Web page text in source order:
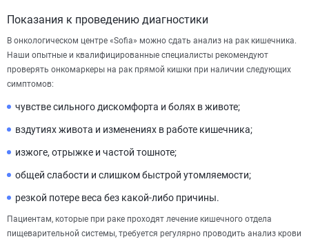
Показания к проведению диагностики
В онкологическом центре «Sofia» можно сдать анализ на рак кишечника.
Наши опытные и квалифицированные специалисты рекомендуют
проверять онкомаркеры на рак прямой кишки при наличии следующих
симптомов:
чувстве сильного дискомфорта и болях в животе;
вздутиях живота и изменениях в работе кишечника;
изжоге, отрыжке и частой тошноте;
общей слабости и слишком быстрой утомляемости;
резкой потере веса без какой-либо причины.
Пациентам, которые при раке проходят лечение кишечного отдела
пищеварительной системы, требуется регулярно проводить анализ крови